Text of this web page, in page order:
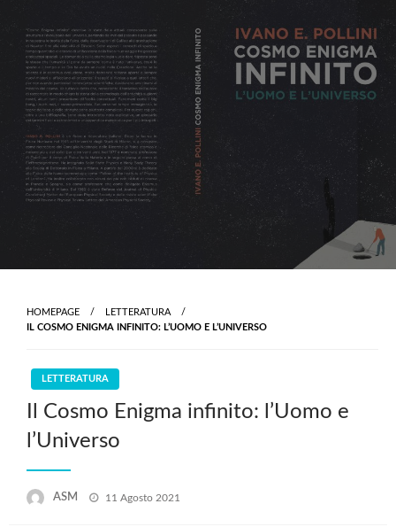
content
HOMEPAGE
LETTERATURA
IL COSMO ENIGMA INFINITO: L’UOMO E L’UNIVERSO
LETTERATURA
Il Cosmo Enigma infinito: l’Uomo e
l’Universo
ASM
Posted
11 Agosto 2021